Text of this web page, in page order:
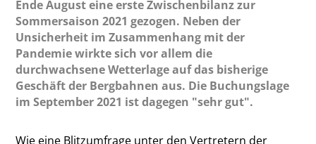
Ende August eine erste Zwischenbilanz zur
Sommersaison 2021 gezogen. Neben der
Unsicherheit im Zusammenhang mit der
Pandemie wirkte sich vor allem die
durchwachsene Wetterlage auf das bisherige
Geschäft der Bergbahnen aus. Die Buchungslage
im September 2021 ist dagegen "sehr gut".
Wie eine Blitzumfrage unter den Vertretern der